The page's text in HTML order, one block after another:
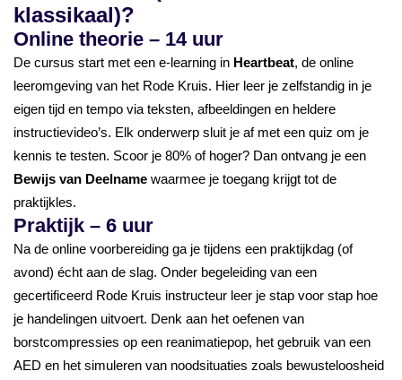
klassikaal)?
Online theorie – 14 uur
De cursus start met een e-learning in Heartbeat, de online
leeromgeving van het Rode Kruis. Hier leer je zelfstandig in je
eigen tijd en tempo via teksten, afbeeldingen en heldere
instructievideo’s. Elk onderwerp sluit je af met een quiz om je
kennis te testen. Scoor je 80% of hoger? Dan ontvang je een
Bewijs van Deelname waarmee je toegang krijgt tot de
praktijkles.
Praktijk – 6 uur
Na de online voorbereiding ga je tijdens een praktijkdag (of
avond) écht aan de slag. Onder begeleiding van een
gecertificeerd Rode Kruis instructeur leer je stap voor stap hoe
je handelingen uitvoert. Denk aan het oefenen van
borstcompressies op een reanimatiepop, het gebruik van een
AED en het simuleren van noodsituaties zoals bewusteloosheid